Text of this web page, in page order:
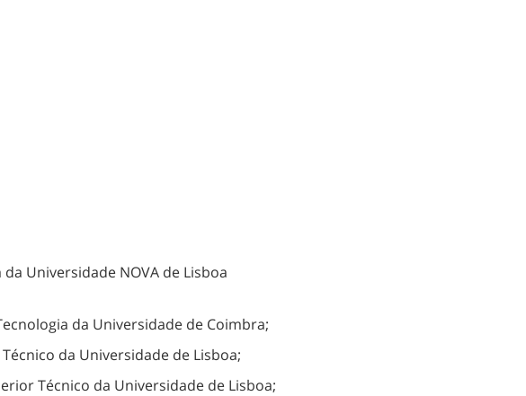
Universidade NOVA de Lisboa
da Universidade de Coimbra;
da Universidade de Lisboa;
Técnico da Universidade de Lisboa;